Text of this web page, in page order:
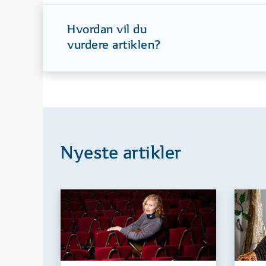
Hvordan vil du
vurdere artiklen?
Nyeste artikler